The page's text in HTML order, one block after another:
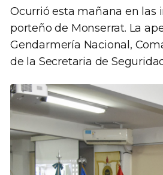
Ocurrió esta mañana en las
porteño de Monserrat. La
Gendarmería Nacional,
de la Secretaria de